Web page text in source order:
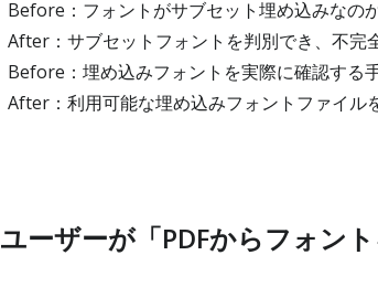
Before：フォントがサブセット埋め込みなの
After：サブセットフォントを判別でき、不完
Before：埋め込みフォントを実際に確認する
After：利用可能な埋め込みフォントファイル
ユーザーが「PDFからフォン